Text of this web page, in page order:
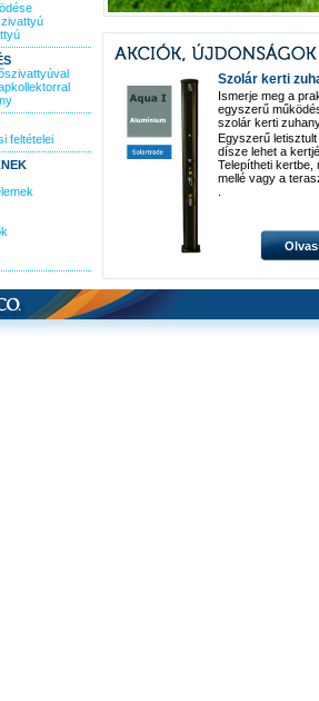
feltételei
Szolár kerti
Ismerje meg a
egyszerű
szolár kerti
Egyszerű
dísze lehet a
Telepítheti kertbe,
mellé vagy a